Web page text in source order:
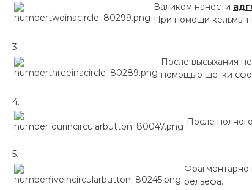
Валиком нанести
При помощи кельмы
После высыхания
помощью щетки
После
Фрагментарно
рельефа.